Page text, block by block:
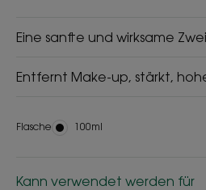
Eine sanfte und wirksame
Entfernt Make-up, stärkt,
Flasche Flasche
100ml
Kann verwendet werden für